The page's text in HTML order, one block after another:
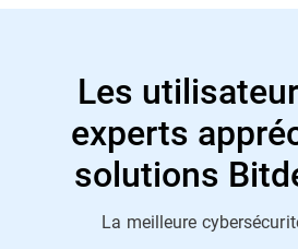
Les
experts
solutions
La meilleure